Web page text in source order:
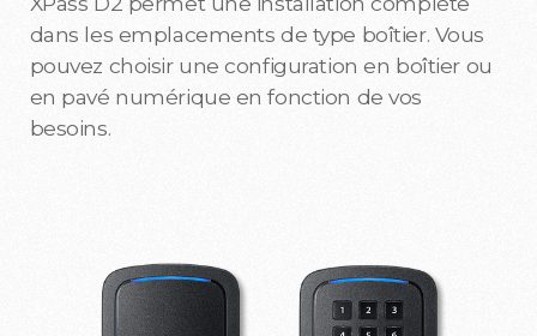
dans les emplacements de type boîtier. Vous
pouvez choisir une configuration en boîtier ou
en pavé numérique en fonction de vos
besoins.